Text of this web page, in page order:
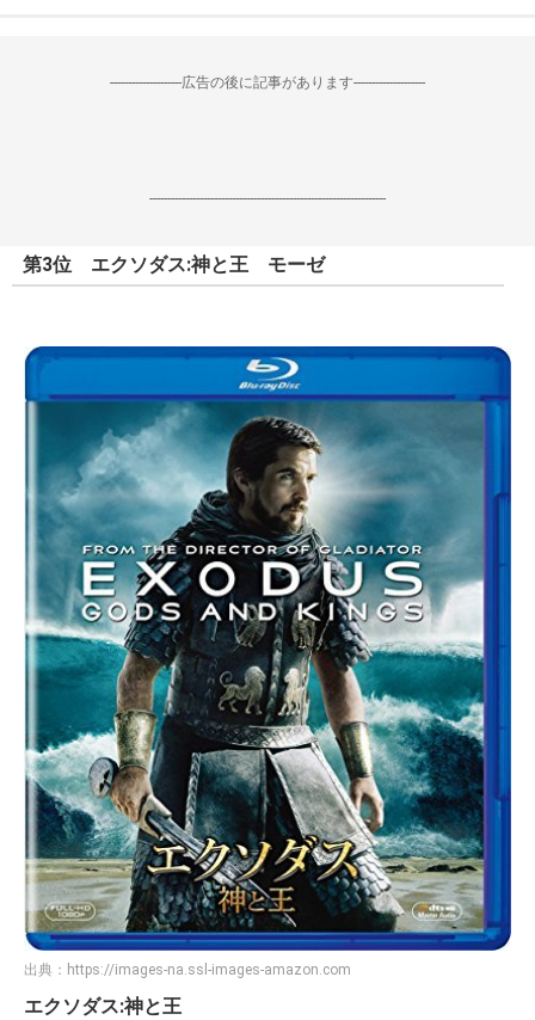
--------------------広告の後に記事があります--------------------
------------------------------------------------------------------
第3位 エクソダス:神と王 モーゼ
出典： https://images-na.ssl-images-amazon.com
エクソダス:神と王